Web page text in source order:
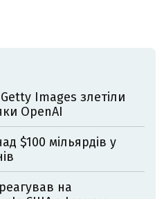
Images злетіли
OpenAI
$100 мільярдів у
на